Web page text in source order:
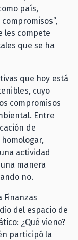
país,
les compete
que se ha
que hoy está
cuyo
compromisos
Entre
de
actividad
manera
no.
Finanzas
del espacio de
¿Qué viene?
participó la